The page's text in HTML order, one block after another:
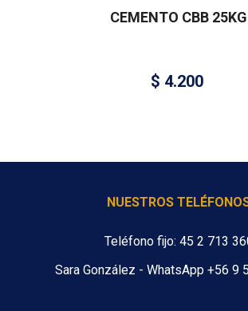
CEMENTO CBB 25KG
$ 4.200
NUESTROS
Teléfono fijo: 45 2 713
Sara González - WhatsApp +56 9